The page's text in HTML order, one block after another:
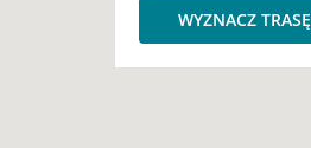
WYZNACZ TRASĘ